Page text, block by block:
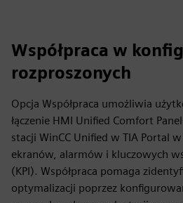
Współpraca w
rozproszonych
Opcja Współpraca umożliwia
łączenie HMI Unified Comfort
stacji WinCC Unified w TIA Portal
ekranów, alarmów i kluczowych
(KPI). Współpraca pomaga
optymalizacji poprzez